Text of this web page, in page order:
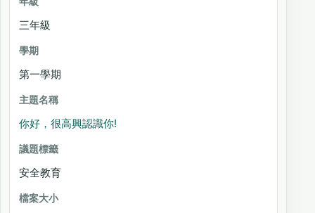
三年級
第一學期
你好，很高興認識你!
安全教育